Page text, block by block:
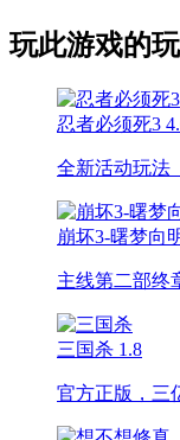
玩此游戏的
忍者必须死3
全新活动玩法
崩坏3-曙梦向
主线第二部终
三国杀 1.8
官方正版，三